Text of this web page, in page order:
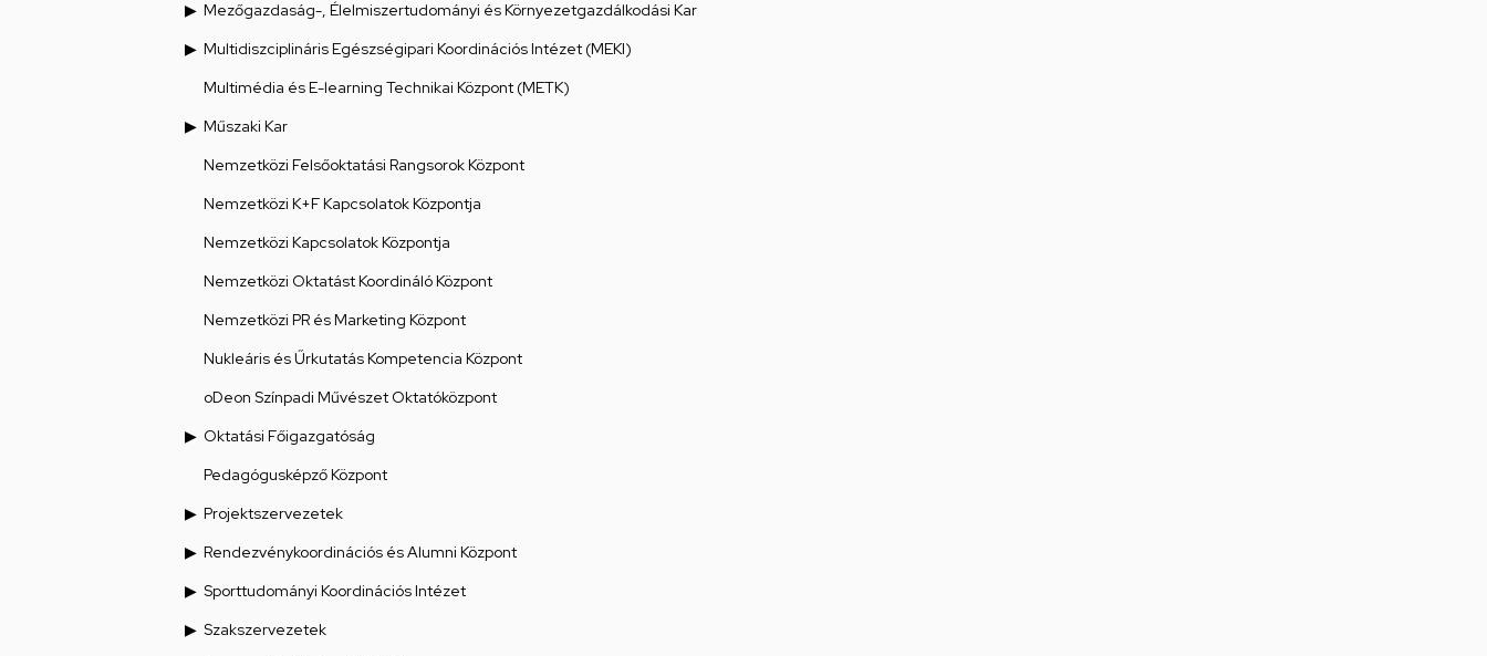
Mezőgazdaság-, Élelmiszertudományi és Környezetgazdálkodási Kar
Multidiszciplináris Egészségipari Koordinációs Intézet (MEKI)
Multimédia és E-learning Technikai Központ (METK)
Műszaki Kar
Nemzetközi Felsőoktatási Rangsorok Központ
Nemzetközi K+F Kapcsolatok Központja
Nemzetközi Kapcsolatok Központja
Nemzetközi Oktatást Koordináló Központ
Nemzetközi PR és Marketing Központ
Nukleáris és Űrkutatás Kompetencia Központ
oDeon Színpadi Művészet Oktatóközpont
Oktatási Főigazgatóság
Pedagógusképző Központ
Projektszervezetek
Rendezvénykoordinációs és Alumni Központ
Sporttudományi Koordinációs Intézet
Szakszervezetek